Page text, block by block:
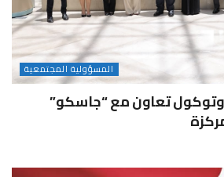
المسؤولية المجتمعية
تعاون مع “جاسكو”